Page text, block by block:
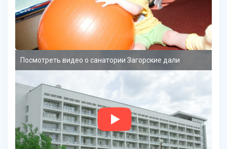
Посмотреть видео о санатории Загорские дали